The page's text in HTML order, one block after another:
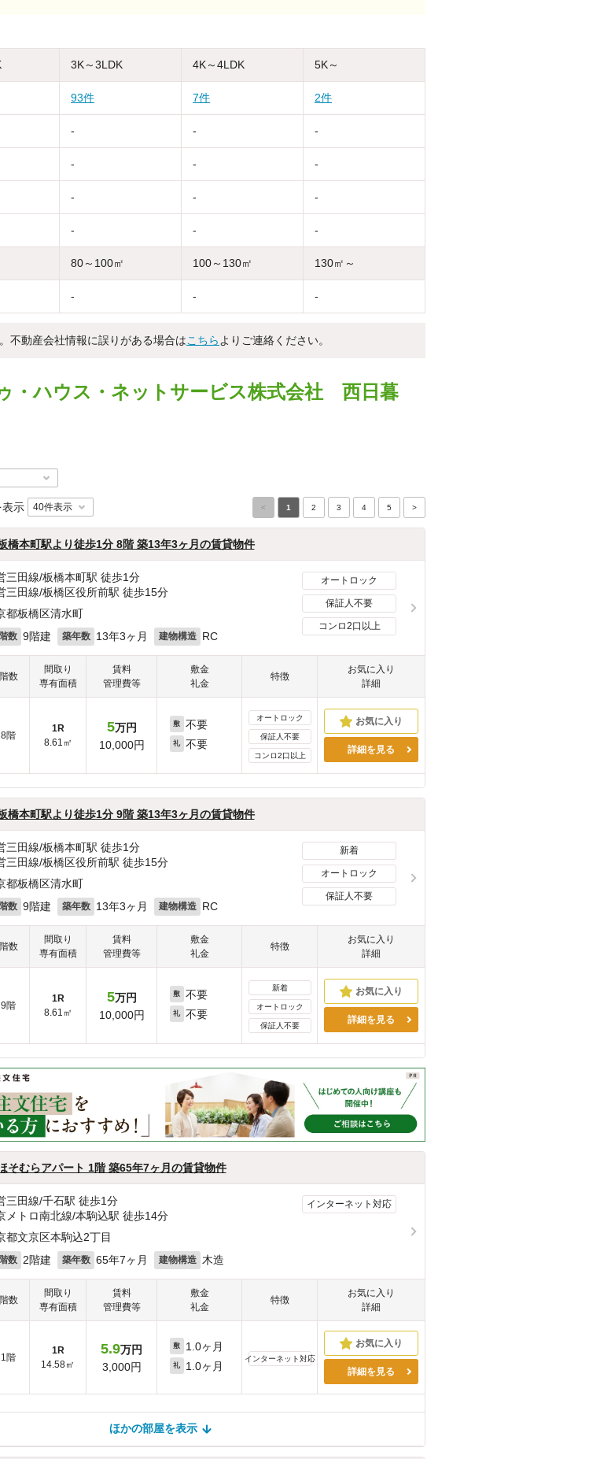
3K～3LDK 4K～4LDK 5K～
93件 7件 2件
- - -
- - -
- - -
- - -
80～100㎡ 100～130㎡ 130㎡～
- - -
不動産会社情報に誤りがある場合はこちら よりご連絡ください。
・ハウス・ネットサービス株式会社 西日暮
表示 < 1 2 3 4 5 >
橋本町駅より徒歩1分 8階 築13年3ヶ月の賃貸物件
三田線/板橋本町駅 徒歩1分
三田線/板橋区役所前駅 徒歩15分
都板橋区清水町
数 9階建 築年数 13年3ヶ月 建物構造 RC
オートロック
保証人不要
コンロ2口以上
階数
間取り
専有面積
賃料
管理費等
敷金
礼金
特徴
お気に入り
詳細
8階
1R
8.61㎡
5万円
10,000円
敷 不要
礼 不要
オートロック
保証人不要
コンロ2口以上
詳細を見る
橋本町駅より徒歩1分 9階 築13年3ヶ月の賃貸物件
三田線/板橋本町駅 徒歩1分
三田線/板橋区役所前駅 徒歩15分
都板橋区清水町
数 9階建 築年数 13年3ヶ月 建物構造 RC
新着
オートロック
保証人不要
階数
間取り
専有面積
賃料
管理費等
敷金
礼金
特徴
お気に入り
詳細
9階
1R
8.61㎡
5万円
10,000円
敷 不要
礼 不要
新着
オートロック
保証人不要
詳細を見る
そむらアパート 1階 築65年7ヶ月の賃貸物件
三田線/千石駅 徒歩1分
メトロ南北線/本駒込駅 徒歩14分
都文京区本駒込2丁目
数 2階建 築年数 65年7ヶ月 建物構造 木造
インターネット対応
階数
間取り
専有面積
賃料
管理費等
敷金
礼金
特徴
お気に入り
詳細
1階
1R
14.58㎡
5.9万円
3,000円
敷 1.0ヶ月
礼 1.0ヶ月
インターネット対応
詳細を見る
ほかの部屋を表示